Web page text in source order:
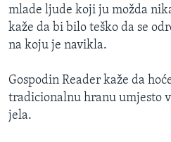
mlade ljude koji ju možda
kaže da bi bilo teško da se
na koju je navikla.
Gospodin Reader kaže da
tradicionalnu hranu umjesto
jela.